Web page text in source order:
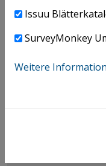
Issuu
SurveyMonkey
Weitere